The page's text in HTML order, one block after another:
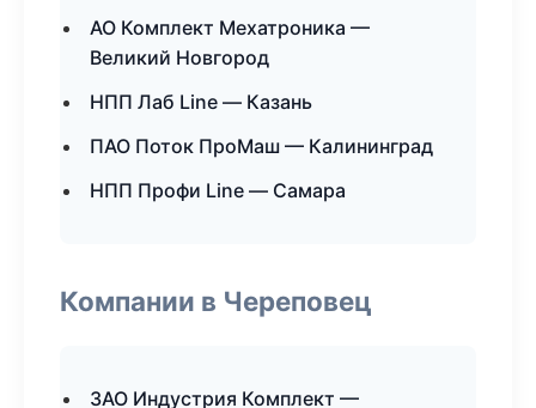
АО Комплект Мехатроника —
Великий Новгород
НПП Лаб Line — Казань
ПАО Поток ПроМаш — Калининград
НПП Профи Line — Самара
Компании в Череповец
ЗАО Индустрия Комплект —